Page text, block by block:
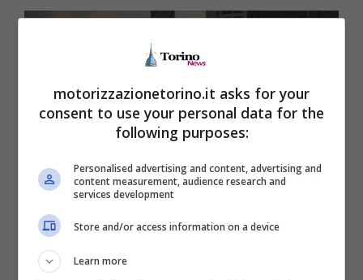
Le caratteristiche della nuova Dacia Sandero
(Motorizzazionetorino.it – Dacia)
motorizzazionetorino.it asks for your
consent to use your personal data for the
following purposes:
Personalised advertising and content, advertising and
content measurement, audience research and
services development
Store and/or access information on a device
Learn more